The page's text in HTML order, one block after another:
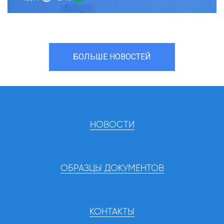
БОЛЬШЕ НОВОСТЕЙ
НОВОСТИ
ОБРАЗЦЫ ДОКУМЕНТОВ
КОНТАКТЫ